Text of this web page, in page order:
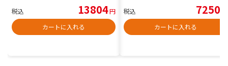
税込 13804円
カートに入れる
税込 7250
カートに入れる